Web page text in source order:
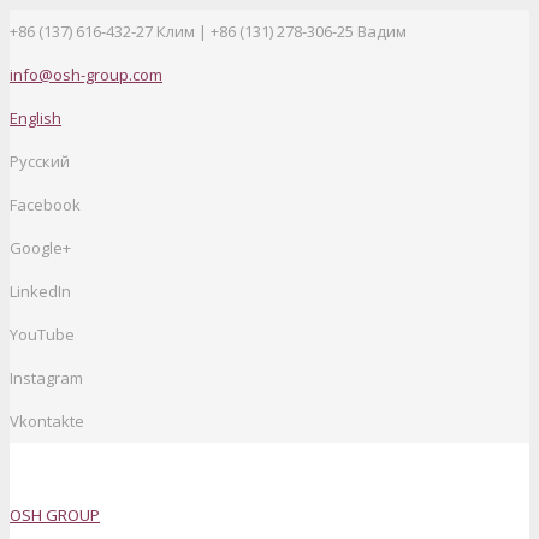
+86 (137) 616-432-27 Клим | +86 (131) 278-306-25 Вадим
info@osh-group.com
English
Русский
Facebook
Google+
LinkedIn
YouTube
Instagram
Vkontakte
OSH GROUP